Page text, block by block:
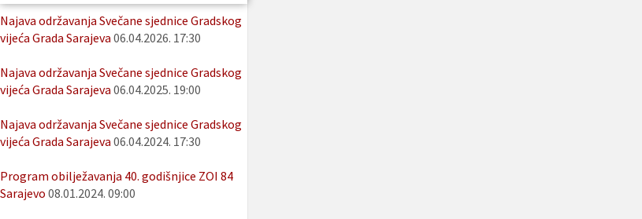
Najava održavanja Svečane sjednice Gradskog
vijeća Grada Sarajeva 06.04.2026. 17:30
Najava održavanja Svečane sjednice Gradskog
vijeća Grada Sarajeva 06.04.2025. 19:00
Najava održavanja Svečane sjednice Gradskog
vijeća Grada Sarajeva 06.04.2024. 17:30
Program obilježavanja 40. godišnjice ZOI 84
Sarajevo 08.01.2024. 09:00